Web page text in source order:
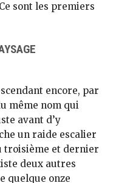
sont les premiers
encore, par
même nom qui
avant d’y
un raide escalier
troisième et dernier
deux autres
quelque onze